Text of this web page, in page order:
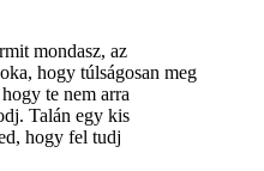
mondasz, az
hogy túlságosan meg
te nem arra
Talán egy kis
hogy fel tudj